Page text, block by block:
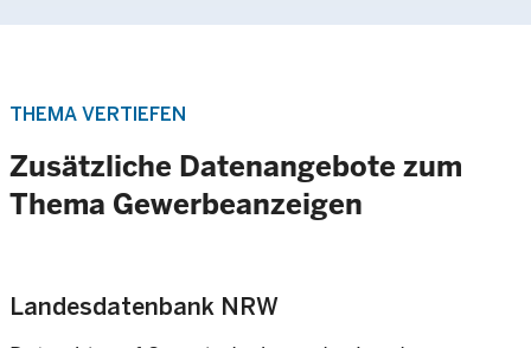
THEMA VERTIEFEN
Zusätzliche Datenangebote zum
Thema Gewerbeanzeigen
Landesdatenbank NRW